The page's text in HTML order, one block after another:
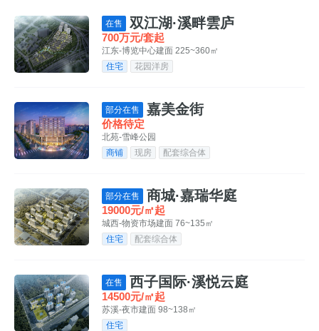
在售 双江湖·溪畔雲庐
700万元/套起
江东-博览中心建面 225~360㎡
住宅
花园洋房
部分在售 嘉美金街
价格待定
北苑-雪峰公园
商铺
现房 配套综合体
部分在售 商城·嘉瑞华庭
19000元/㎡起
城西-物资市场建面 76~135㎡
住宅
配套综合体
在售 西子国际·溪悦云庭
14500元/㎡起
苏溪-夜市建面 98~138㎡
住宅